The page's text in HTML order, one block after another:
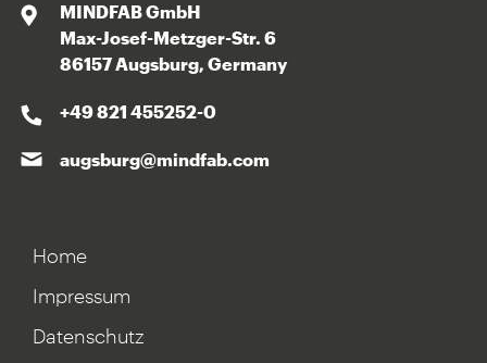
MINDFAB GmbH
Max-Josef-Metzger-Str. 6
86157 Augsburg, Germany
+49 821 455252-0
augsburg@mindfab.com
Home
Impressum
Datenschutz